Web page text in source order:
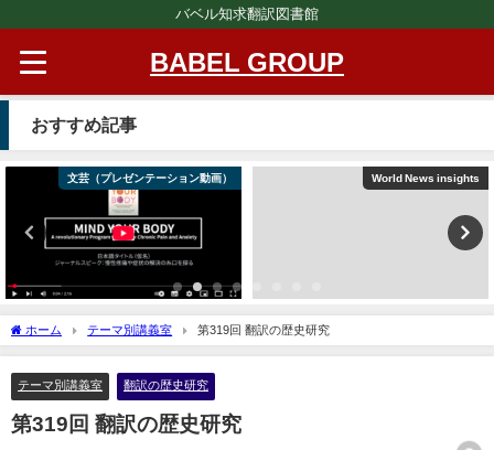
バベル知求翻訳図書館
BABEL GROUP
おすすめ記事
文芸（プレゼンテーション動画） World News insights
ホーム テーマ別講義室 第319回 翻訳の歴史研究
テーマ別講義室 翻訳の歴史研究
第319回 翻訳の歴史研究